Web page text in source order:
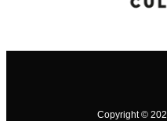
Copyright ©